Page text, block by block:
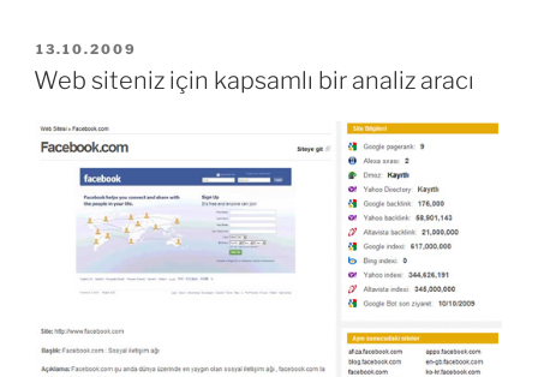
YAYIM
TARIHI
13.10.2009
Web siteniz için kapsamlı bir analiz aracı